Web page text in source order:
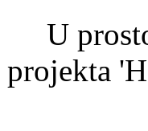
U
projekta